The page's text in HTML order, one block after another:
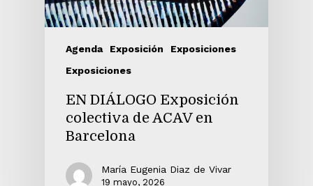
Agenda Exposición
Exposiciones
Exposiciones
EN DIÁLOGO Exposición
colectiva de ACAV en
Barcelona
María Eugenia Diaz de Vivar
19 mayo, 2026